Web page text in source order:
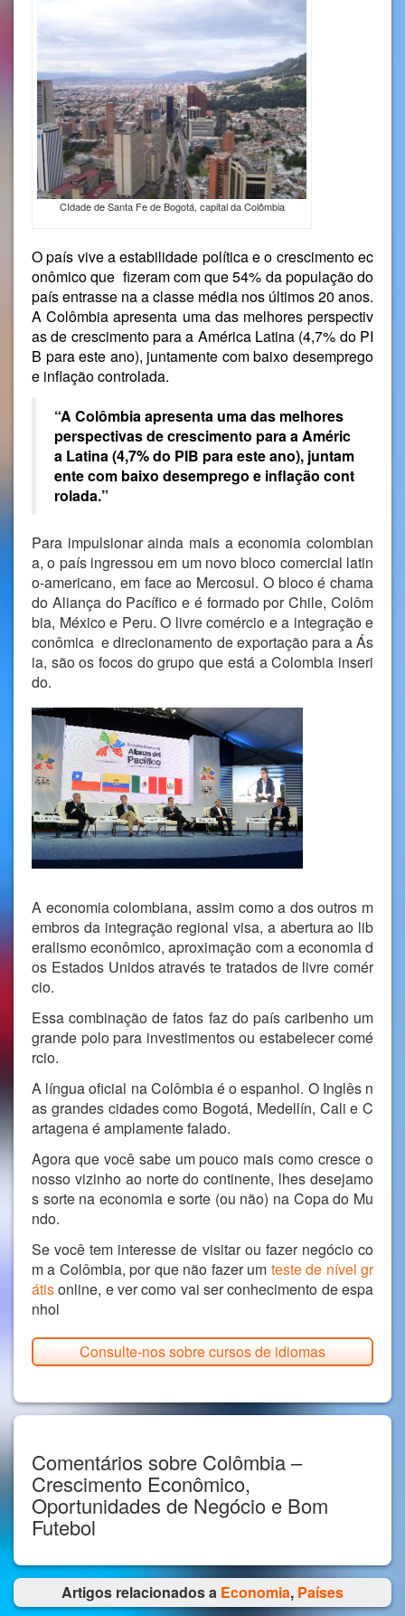
CIdade de Santa Fe de Bogotá, capital da Colômbia
O país vive a estabilidade política e o crescimento ec
onômico que fizeram com que 54% da população do
país entrasse na a classe média nos últimos 20 anos.
A Colômbia apresenta uma das melhores perspectiv
as de crescimento para a América Latina (4,7% do PI
B para este ano), juntamente com baixo desemprego
e inflação controlada.
“A Colômbiaapresenta uma das melhores
perspectivas de crescimento para a Améric
a Latina(4,7% do PIB para este ano), juntam
ente com baixo desemprego e inflação cont
rolada.”
Para impulsionar ainda mais a economia colombian
a, o país ingressou em um novo bloco comercial latin
o-americano, em face ao Mercosul. O bloco é chama
do Aliança do Pacífico e é formado por Chile, Colôm
bia, México e Peru. O livre comércio e a integração e
conômica e direcionamento de exportação para a Ás
ia, são os focos do grupo que está a Colombia inseri
do.
A economia colombiana, assim como a dos outros m
embros da integração regional visa, a abertura ao lib
eralismo econômico, aproximação com a economia d
os Estados Unidos através te tratados de livre comér
cio.
Essa combinação de fatos faz do país caribenho um
grande polo para investimentos ou estabelecer comé
rcio.
A língua oficial na Colômbia é o espanhol. O Inglês n
as grandes cidades como Bogotá, Medellín, Cali e C
artagena é amplamente falado.
Agora que você sabe um pouco mais como cresce o
nosso vizinho ao norte do continente, lhes desejamo
s sorte na economia e sorte (ou não) na Copa do Mu
ndo.
Se você tem interesse de visitar ou fazer negócio co
m a Colômbia, por que não fazer um teste de nível gr
átisonline, e ver como vai ser conhecimento de espa
nhol
Consulte-nos sobre cursos de idiomas
Comentários sobre Colômbia –
Crescimento Econômico,
Oportunidades de Negócio e Bom
Futebol
Artigos relacionados a Economia, Países